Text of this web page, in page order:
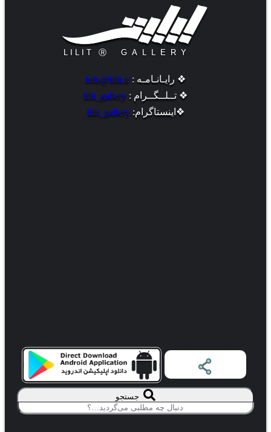
❖ رایـانـامـه : info@lilit.ir
❖ تــلــگــرام : lilit_gallery
❖اینستاگرام: lilit_gallery
جستجو